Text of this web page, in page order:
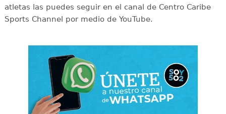
atletas las puedes seguir en el canal de Centro Caribe
Sports Channel por medio de YouTube.